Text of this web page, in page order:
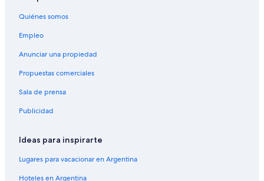
Quiénes somos
Empleo
Anunciar una propiedad
Propuestas comerciales
Sala de prensa
Publicidad
Ideas para inspirarte
Lugares para vacacionar en Argentina
Hoteles en Argentina